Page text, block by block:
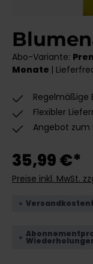
Abo-Variante:
Monate |
Regelmäßige
Flexibler
Angebot zum
35,99 €*
Preise inkl. MwSt.